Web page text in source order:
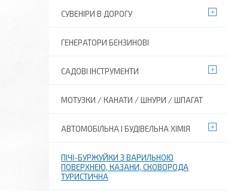
СУВЕНІРИ В ДОРОГУ
ГЕНЕРАТОРИ БЕНЗИНОВІ
САДОВІ ІНСТРУМЕНТИ
МОТУЗКИ / КАНАТИ / ШНУРИ / ШПАГАТ
АВТОМОБІЛЬНА І БУДІВЕЛЬНА ХІМІЯ
ПІЧІ-БУРЖУЙКИ З ВАРИЛЬНОЮ
ПОВЕРХНЕЮ, КАЗАНИ, СКОВОРОДА
ТУРИСТИЧНА